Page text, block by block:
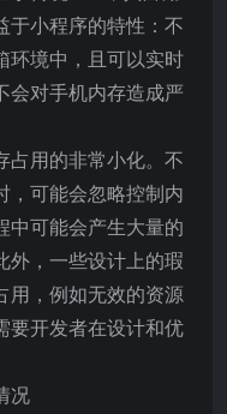
于小程序的特性：不
环境中，且可以实时
会对手机内存造成严
占用的非常小化。不
，可能会忽略控制内
中可能会产生大量的
外，一些设计上的瑕
用，例如无效的资源
要开发者在设计和优